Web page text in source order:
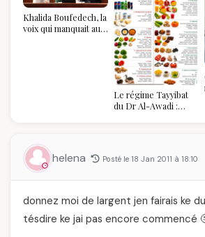
Khalida Boufedech, la
voix qui manquait au
Le régime Tayyibat
du Dr Al-Awadi :
vraiment savoir
helena Posté le 18 Jan 2011 à 18:10
donnez moi de largent jen fairais ke
tésdire ke jai pas encore commencé